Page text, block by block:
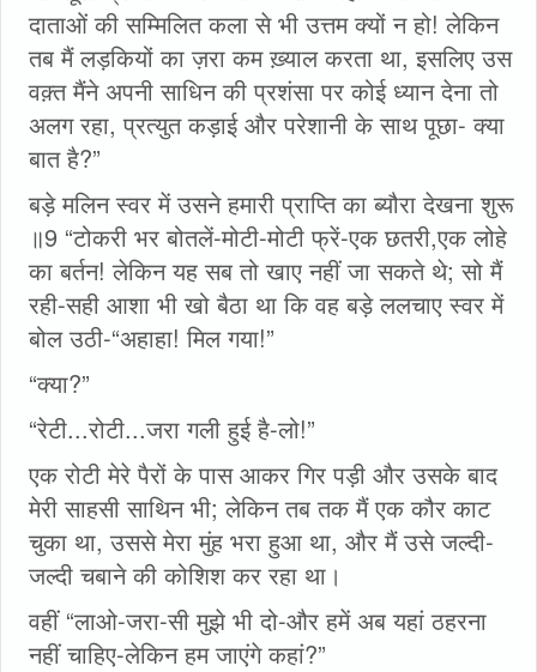
दाताओं की सम्मिलित कला से भी उत्तम क्‍यों न हो! लेकिन
तब मैं लड़कियों का ज़रा कम ख़्याल करता था, इसलिए उस
वक़्त मैंने अपनी साधिन की प्रशंसा पर कोई ध्यान देना तो
अलग रहा, प्रत्युत कड़ाई और परेशानी के साथ पूछा- क्या
बात है?”
बड़े मलिन स्वर में उसने हमारी प्राप्ति का ब्यौरा देखना शुरू
॥9 “टोकरी भर बोतलें-मोटी-मोटी फ्रें-एक छतरी,एक लोहे
का बर्तन! लेकिन यह सब तो खाए नहीं जा सकते थे; सो मैं
रही-सही आशा भी खो बैठा था कि वह बड़े ललचाए स्वर में
बोल उठी-“अहाहा! मिल गया!”
“क्या?”
“रेटी...रोटी...जरा गली हुई है-लो!”
एक रोटी मेरे पैरों के पास आकर गिर पड़ी और उसके बाद
मेरी साहसी साथिन भी; लेकिन तब तक मैं एक कौर काट
चुका था, उससे मेरा मुंह भरा हुआ था, और मैं उसे जल्दी-
जल्दी चबाने की कोशिश कर रहा था।
वहीं “लाओ-जरा-सी मुझे भी दो-और हमें अब यहां ठहरना
नहीं चाहिए-लेकिन हम जाएंगे कहां?”